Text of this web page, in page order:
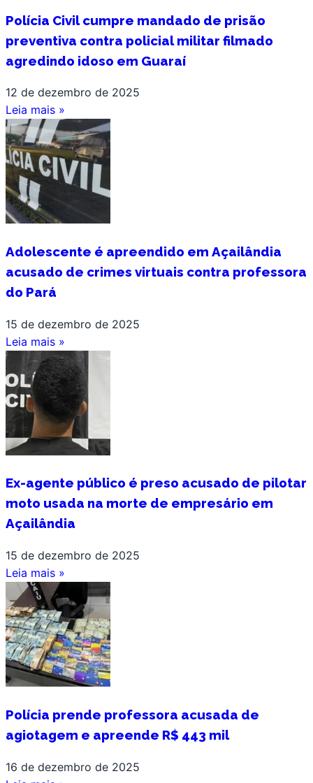
Polícia Civil cumpre mandado de prisão
preventiva contra policial militar filmado
agredindo idoso em Guaraí
12 de dezembro de 2025
Leia mais »
Adolescente é apreendido em Açailândia
acusado de crimes virtuais contra professora
do Pará
15 de dezembro de 2025
Leia mais »
Ex-agente público é preso acusado de pilotar
moto usada na morte de empresário em
Açailândia
15 de dezembro de 2025
Leia mais »
Polícia prende professora acusada de
agiotagem e apreende R$ 443 mil
16 de dezembro de 2025